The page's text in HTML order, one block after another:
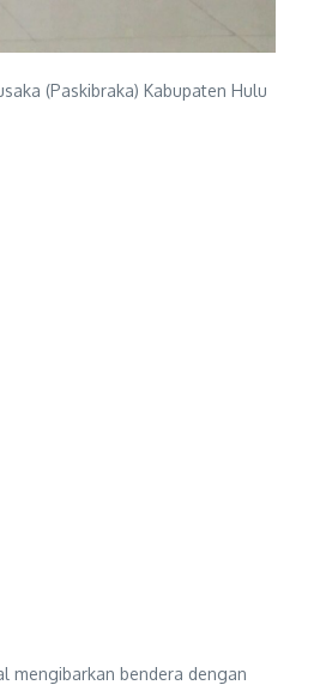
(Paskibraka) Kabupaten Hulu
mengibarkan bendera dengan